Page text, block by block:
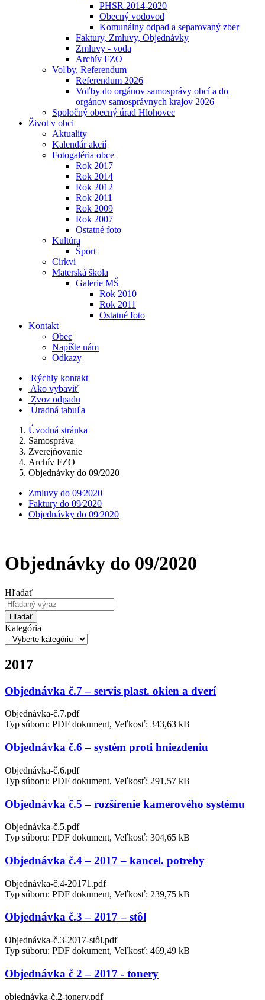
PHSR 2014-2020
Obecný vodovod
Komunálny odpad a separovaný zber
Faktury, Zmluvy, Objednávky
Zmluvy - voda
Archív FZO
Voľby, Referendum
Referendum 2026
Voľby do orgánov samosprávy obcí a do
orgánov samosprávnych krajov 2026
Spoločný obecný úrad Hlohovec
Život v obci
Aktuality
Kalendár akcií
Fotogaléria obce
Rok 2017
Rok 2014
Rok 2012
Rok 2011
Rok 2009
Rok 2007
Ostatné foto
Kultúra
Šport
Cirkvi
Materská škola
Galerie MŠ
Rok 2010
Rok 2011
Ostatné foto
Kontakt
Obec
Napíšte nám
Odkazy
Rýchly kontakt
Ako vybaviť
Zvoz odpadu
Úradná tabuľa
Úvodná stránka
Samospráva
Zverejňovanie
Archív FZO
Objednávky do 09/2020
Zmluvy do 09⁄2020
Faktury do 09⁄2020
Objednávky do 09⁄2020
Objednávky do 09/2020
Hľadať
Hľadať
Kategória
2017
Objednávka č.7 – servis plast. okien a dverí
Objednávka-č.7.pdf
Typ súboru: PDF dokument, Veľkosť: 343,63 kB
Objednávka č.6 – systém proti hniezdeniu
Objednávka-č.6.pdf
Typ súboru: PDF dokument, Veľkosť: 291,57 kB
Objednávka č.5 – rozšírenie kamerového systému
Objednávka-č.5.pdf
Typ súboru: PDF dokument, Veľkosť: 304,65 kB
Objednávka č.4 – 2017 – kancel. potreby
Objednávka-č.4-20171.pdf
Typ súboru: PDF dokument, Veľkosť: 239,75 kB
Objednávka č.3 – 2017 – stôl
Objednávka-č.3-2017-stôl.pdf
Typ súboru: PDF dokument, Veľkosť: 469,49 kB
Objednávka č 2 – 2017 - tonery
objednávka-č.2-tonery.pdf